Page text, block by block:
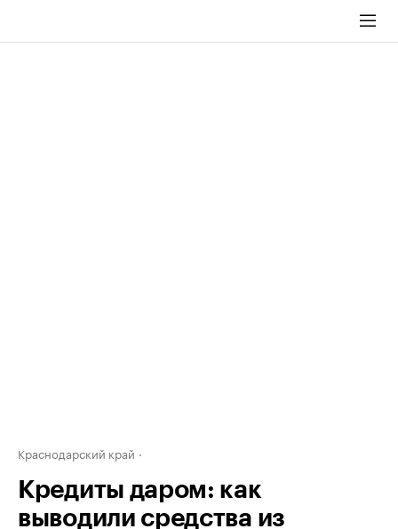
Краснодарский край
Кредиты даром: как
выводили средства из